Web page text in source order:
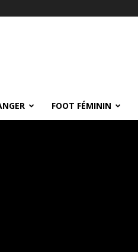
FOOT FÉMININ